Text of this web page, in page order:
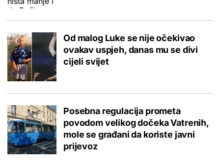
Od malog Luke se nije očekivao
ovakav uspjeh, danas mu se divi
cijeli svijet
Posebna regulacija prometa
povodom velikog dočeka Vatrenih,
mole se građani da koriste javni
prijevoz